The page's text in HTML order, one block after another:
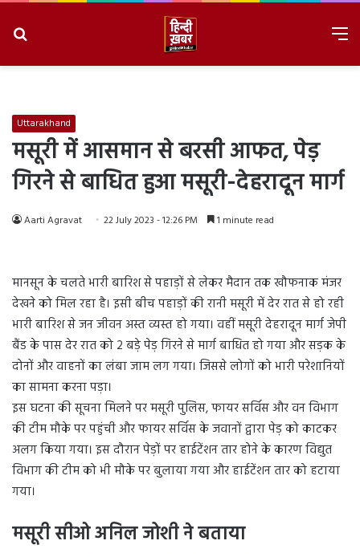
Uttarakhand
मसूरी में आसमान से बरसी आफत, पेड़
गिरने से बाधित हुआ मसूरी-देहरादून मार्ग
Aarti Agravat 22 July 2023 - 12:26 PM 1 minute read
मानसून के चलते भारी बारिश से पहाड़ों से लेकर मैदान तक खौफनाक मंजर
देखने को मिल रहा है। इसी बीच पहाड़ों की रानी मसूरी में देर रात से हो रही
भारी बारिश से जन जीवन अस्त व्यस्त हो गया। वहीं मसूरी देहरादून मार्ग जेपी
बैंड के पास देर रात को 2 बड़े पेड़ गिरने से मार्ग बाधित हो गया और सड़क के
दोनों और वाहनों का लंबा जाम लग गया। जिससे लोगों को भारी परेशानियों
का सामना करना पड़ा।
इस घटना की सूचना मिलने पर मसूरी पुलिस, फायर सर्विस और वन विभाग
की टीम मौके पर पहुंची और फायर सर्विस के जवानों द्वारा पेड़ को काटकर
अलग किया गया। इस दौरान पेड़ों पर हाईटेंशन तार होने के कारण विद्युत
विभाग की टीम को भी मौके पर बुलाया गया और हाईटेंशन तार को हटाया
गया।
मसूरी सीओ अनिल जोशी ने बताया